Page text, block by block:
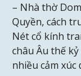
– Nhà thờ
Quyền, cách
Nét cổ kính
châu Âu thế
nhiều cảm xúc